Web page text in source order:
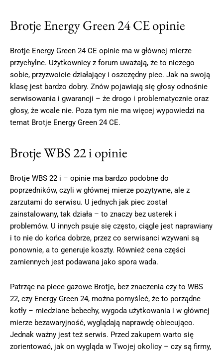
Brotje Energy Green 24 CE opinie
Brotje Energy Green 24 CE opinie ma w głównej mierze
przychylne. Użytkownicy z forum uważają, że to niczego
sobie, przyzwoicie działający i oszczędny piec. Jak na swoją
klasę jest bardzo dobry. Znów pojawiają się głosy odnośnie
serwisowania i gwarancji – że drogo i problematycznie oraz
głosy, że wcale nie. Poza tym nie ma więcej wypowiedzi na
temat Brotje Energy Green 24 CE.
Brotje WBS 22 i opinie
Brotje WBS 22 i – opinie ma bardzo podobne do
poprzedników, czyli w głównej mierze pozytywne, ale z
zarzutami do serwisu. U jednych jak piec został
zainstalowany, tak działa – to znaczy bez usterek i
problemów. U innych psuje się często, ciągle jest naprawiany
i to nie do końca dobrze, przez co serwisanci wzywani są
ponownie, a to generuje koszty. Również cena części
zamiennych jest podawana jako spora wada.
Patrząc na piece gazowe Brotje, bez znaczenia czy to WBS
22, czy Energy Green 24, można pomyśleć, że to porządne
kotły – miedziane bebechy, wygoda użytkowania i w głównej
mierze bezawaryjność, wyglądają naprawdę obiecująco.
Jednak ważny jest też serwis. Przed zakupem warto się
zorientować, jak on wygląda w Twojej okolicy – czy są firmy,